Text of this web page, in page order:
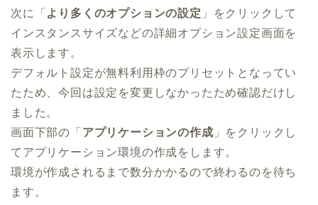
次に「 より多くのオプションの設定 」をクリックして
インスタンスサイズなどの詳細オプション設定画面を
表示します。
デフォルト設定が無料利用枠のプリセットとなってい
たため、今回は設定を変更しなかったため確認だけし
ました。
画面下部の「 アプリケーションの作成 」をクリックし
てアプリケーション環境の作成をします。
環境が作成されるまで数分かかるので終わるのを待ち
ます。